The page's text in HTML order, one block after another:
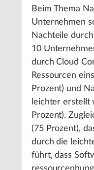
Beim Thema
Unternehmen
Nachteile
10
durch Cloud
Ressourcen
Prozent) und
leichter erstellt
Prozent).
(75 Prozent),
durch die
führt, dass